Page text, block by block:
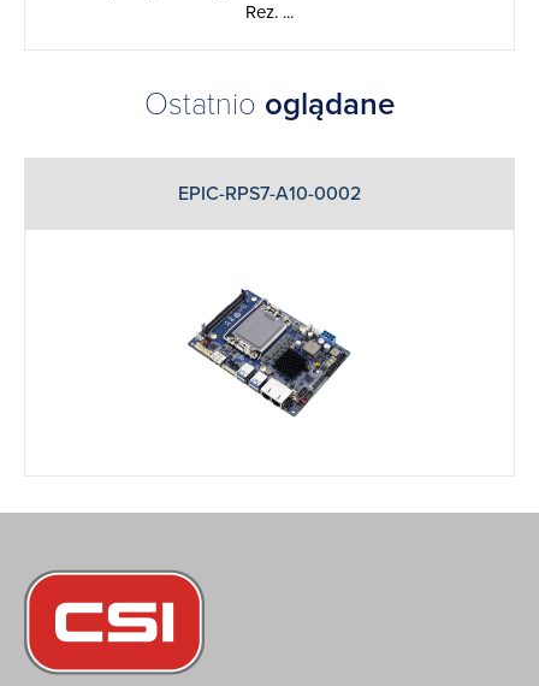
Rez. ...
Ostatnio oglądane
EPIC-RPS7-A10-0002